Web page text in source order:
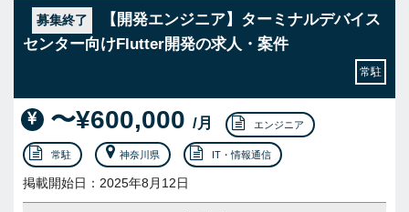
募集終了
【開発エンジニア】ターミナルデバイス
センター向けFlutter開発の求人・案件
常駐
〜¥600,000 /月 エンジニア
常駐 神奈川県 IT・情報通信
掲載開始日：2025年8月12日